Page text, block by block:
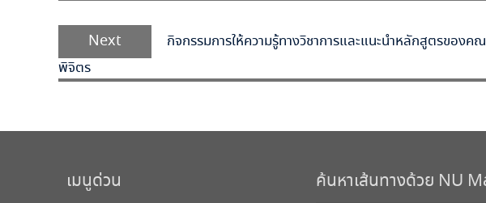
Next
Next
post:
กิจกรรมการให้ความรู้ทางวิชาการและแนะนำหลักสูตรขอ
พิจิตร
เมนูด่วน ค้นหาเส้นทางด้วย NU